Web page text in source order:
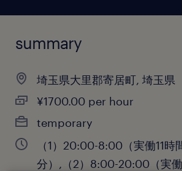
summary
埼玉県大里郡寄居町, 埼玉県
¥1700.00 per hour
temporary
（1）20:00-8:00（実働11
分）,（2）8:00-20:00（実働